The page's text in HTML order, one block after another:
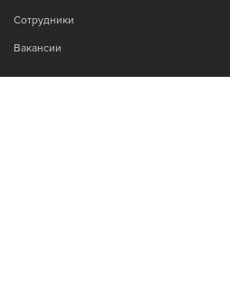
Сотрудники
Вакансии